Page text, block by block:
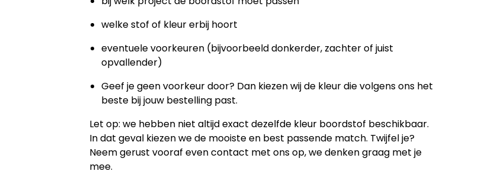
welke stof of kleur erbij hoort
eventuele voorkeuren (bijvoorbeeld donkerder, zachter of juist
opvallender)
Geef je geen voorkeur door? Dan kiezen wij de kleur die volgens ons het
beste bij jouw bestelling past.
Let op: we hebben niet altijd exact dezelfde kleur boordstof beschikbaar.
In dat geval kiezen we de mooiste en best passende match. Twijfel je?
Neem gerust vooraf even contact met ons op, we denken graag met je
mee.